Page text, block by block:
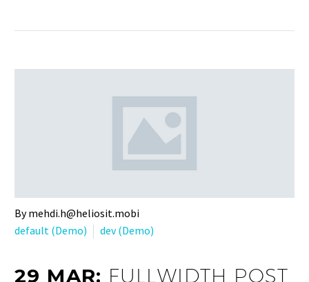
By mehdi.h@heliosit.mobi
default (Demo)
dev (Demo)
29 MAR: FULLWIDTH POST